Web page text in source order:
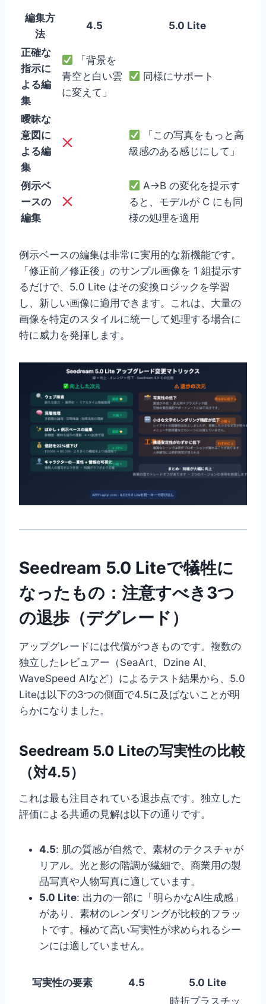
編集方
法
4.5 5.0 Lite
正確な
指示に
よる編
集
「背景を
青空と白い雲
に変えて」
同様にサポート
曖昧な
意図に
よる編
集
「この写真をもっと高
級感のある感じにして」
例示ベ
ースの
編集
A→B の変化を提示す
ると、モデルが C にも同
様の処理を適用
例示ベースの編集は非常に実用的な新機能です。
「修正前／修正後」のサンプル画像を 1 組提示す
るだけで、5.0 Lite はその変換ロジックを学習
し、新しい画像に適用できます。これは、大量の
画像を特定のスタイルに統一して処理する場合に
特に威力を発揮します。
Seedream 5.0 Liteで犠牲に
なったもの：注意すべき3つ
の退歩（デグレード）
アップグレードには代償がつきものです。複数の
独立したレビュアー（SeaArt、Dzine AI、
WaveSpeed AIなど）によるテスト結果から、5.0
Liteは以下の3つの側面で4.5に及ばないことが明
らかになりました。
Seedream 5.0 Liteの写実性の比較
（対4.5）
これは最も注目されている退歩点です。独立した
評価による共通の見解は以下の通りです。
4.5: 肌の質感が自然で、素材のテクスチャが
リアル。光と影の階調が繊細で、商業用の製
品写真や人物写真に適しています。
5.0 Lite: 出力の一部に「明らかなAI生成感」
があり、素材のレンダリングが比較的フラッ
トです。極めて高い写実性が求められるシー
ンには適していません。
写実性の要素 4.5 5.0 Lite
時折プラスチッ